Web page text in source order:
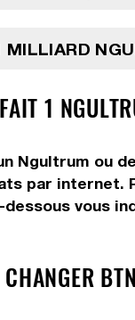
MILLIARD
1
Ngultrum ou
par internet.
vous